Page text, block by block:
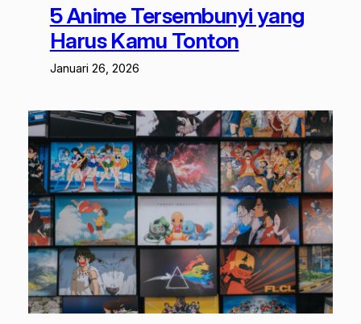
5 Anime Tersembunyi yang
Harus Kamu Tonton
Januari 26, 2026